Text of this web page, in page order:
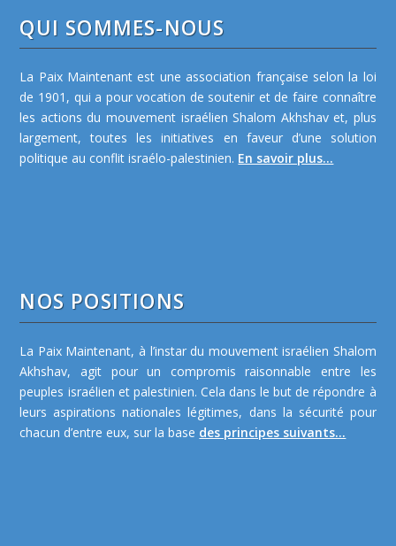
QUI SOMMES-NOUS
La Paix Maintenant est une association française selon la loi
de 1901, qui a pour vocation de soutenir et de faire connaître
les actions du mouvement israélien Shalom Akhshav et, plus
largement, toutes les initiatives en faveur d’une solution
politique au conflit israélo-palestinien. En savoir plus...
NOS POSITIONS
La Paix Maintenant, à l’instar du mouvement israélien Shalom
Akhshav, agit pour un compromis raisonnable entre les
peuples israélien et palestinien. Cela dans le but de répondre à
leurs aspirations nationales légitimes, dans la sécurité pour
chacun d’entre eux, sur la base des principes suivants...